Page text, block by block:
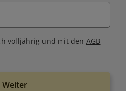
volljährig und mit den AGB
Weiter